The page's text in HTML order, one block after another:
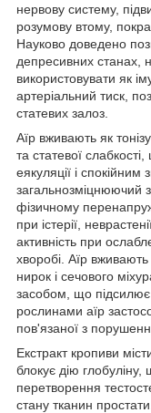
нервову систему,
розумову втому,
Науково доведено
депресивних станах,
використовувати як
артеріальний тиск,
статевих залоз.
Аїр вживають як
та статевої
еякуляції і
загальнозміцнюючий
фізичному
при істерії,
активність при
хворобі. Аїр
нирок і сечового
засобом, що підсилює
рослинами аїр
пов'язаної з
Екстракт кропиви
блокує дію глобуліну,
перетворення
стану тканин